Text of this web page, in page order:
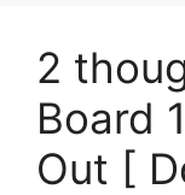
2
Board
Out [